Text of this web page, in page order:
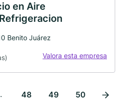
en Aire
Benito Juárez
Valora esta empresa
48 49 50